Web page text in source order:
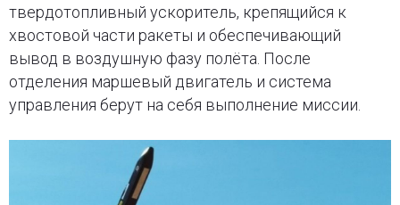
твердотопливный ускоритель, крепящийся к
хвостовой части ракеты и обеспечивающий
вывод в воздушную фазу полёта. После
отделения маршевый двигатель и система
управления берут на себя выполнение миссии.